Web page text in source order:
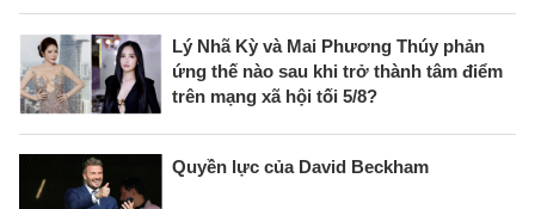
Lý Nhã Kỳ và Mai Phương Thúy phản
ứng thế nào sau khi trở thành tâm điểm
trên mạng xã hội tối 5/8?
Quyền lực của David Beckham